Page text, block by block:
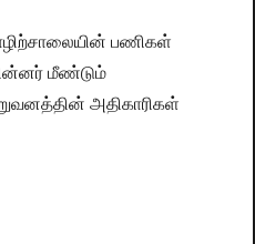
பணிகள்
மீண்டும்
அதிகாரிகள்